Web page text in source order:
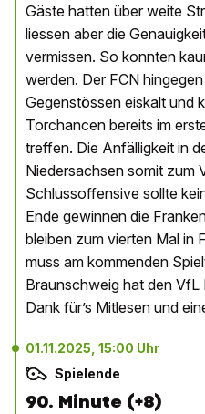
Gäste hatten über weite
liessen aber die
vermissen. So konnten
werden. Der FCN
Gegenstössen eiskalt und
Torchancen bereits im
treffen. Die Anfälligkeit in
Niedersachsen somit zum
Schlussoffensive sollte
Ende gewinnen die
bleiben zum vierten Mal in
muss am kommenden
Braunschweig hat den
Dank für’s Mitlesen und
01.11.2025, 15:00 Uhr
Spielende
90. Minute (+8)